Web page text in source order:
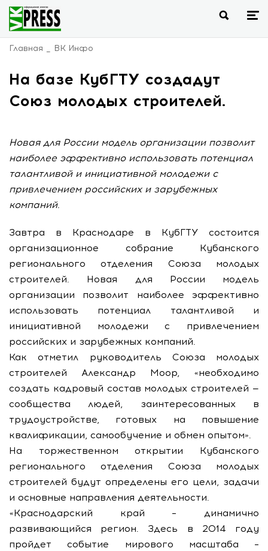
Главная ВК Инфо
На базе КубГТУ создадут
Союз молодых строителей.
Новая для России модель организации позволит
наиболее эффективно использовать потенциал
талантливой и инициативной молодежи с
привлечением российских и зарубежных
компаний.
Завтра в Краснодаре в
КубГТУ состоится
организационное собрание Кубанского
регионального отделения Союза молодых
строителей. Новая для России модель
организации позволит наиболее эффективно
использовать потенциал талантливой и
инициативной молодежи с привлечением
российских и зарубежных компаний.
Как отметил руководитель Союза молодых
строителей Александр Моор, «необходимо
создать кадровый состав молодых строителей —
сообщества людей, заинтересованных в
трудоустройстве, готовых на повышение
квалификации, самообучение и обмен опытом».
На торжественном открытии Кубанского
регионального отделения Союза молодых
строителей будут определены его цели, задачи
и основные направления деятельности.
«Краснодарский край – динамично
развивающийся регион. Здесь в 2014 году
пройдет событие мирового масштаба –